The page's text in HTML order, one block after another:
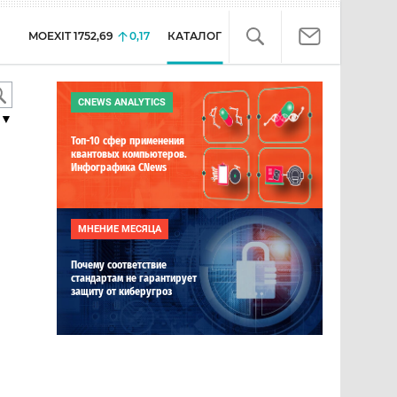
MOEXIT 1752,69 0,17 КАТАЛОГ
▼
CNEWS ANALYTICS
Топ-10 сфер применения
квантовых компьютеров.
Инфографика CNews
МНЕНИЕ МЕСЯЦА
Почему соответствие
стандартам не гарантирует
защиту от киберугроз